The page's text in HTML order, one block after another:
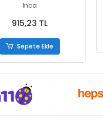
Inca
915,23 TL
Sepete Ekle